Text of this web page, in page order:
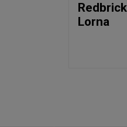
Redbrick
Lorna